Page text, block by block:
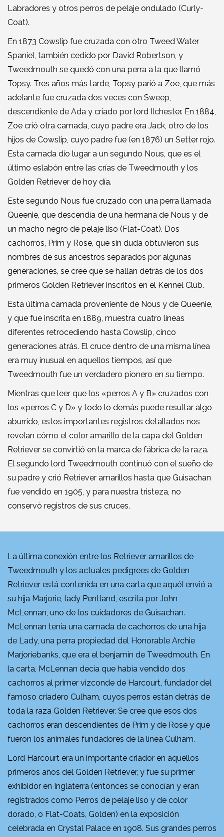
Labradores y otros perros de pelaje ondulado (Curly-
Coat).
En 1873 Cowslip fue cruzada con otro Tweed Water
Spaniel, también cedido por David Robertson, y
Tweedmouth se quedó con una perra a la que llamó
Topsy. Tres años más tarde, Topsy parió a Zoe, que más
adelante fue cruzada dos veces con Sweep,
descendiente de Ada y criado por lord Ilchester. En 1884,
Zoe crió otra camada, cuyo padre era Jack, otro de los
hijos de Cowslip, cuyo padre fue (en 1876) un Setter rojo.
Esta camada dio lugar a un segundo Nous, que es el
último eslabón entre las crías de Tweedmouth y los
Golden Retriever de hoy día.
Este segundo Nous fue cruzado con una perra llamada
Queenie, que descendía de una hermana de Nous y de
un macho negro de pelaje liso (Flat-Coat). Dos
cachorros, Prim y Rose, que sin duda obtuvieron sus
nombres de sus ancestros separados por algunas
generaciones, se cree que se hallan detrás de los dos
primeros Golden Retriever inscritos en el Kennel Club.
Esta última camada proveniente de Nous y de Queenie,
y que fue inscrita en 1889, muestra cuatro líneas
diferentes retrocediendo hasta Cowslip, cinco
generaciones atrás. El cruce dentro de una misma línea
era muy inusual en aquellos tiempos, así que
Tweedmouth fue un verdadero pionero en su tiempo.
Mientras que leer que los «perros A y B» cruzados con
los «perros C y D» y todo lo demás puede resultar algo
aburrido, estos importantes registros detallados nos
revelan cómo el color amarillo de la capa del Golden
Retriever se convirtió en la marca de fábrica de la raza.
El segundo lord Tweedmouth continuó con el sueño de
su padre y crió Retriever amarillos hasta que Guisachan
fue vendido en 1905, y para nuestra tristeza, no
conservó registros de sus cruces.
La última conexión entre los Retriever amarillos de
Tweedmouth y los actuales pedigrees de Golden
Retriever está contenida en una carta que aquél envió a
su hija Marjorie, lady Pentland, escrita por John
McLennan, uno de los cuidadores de Guisachan.
McLennan tenía una camada de cachorros de una hija
de Lady, una perra propiedad del Honorable Archie
Marjoriebanks, que era el benjamín de Tweedmouth. En
la carta, McLennan decía que había vendido dos
cachorros al primer vizconde de Harcourt, fundador del
famoso criadero Culham, cuyos perros están detrás de
toda la raza Golden Retriever. Se cree que esos dos
cachorros eran descendientes de Prim y de Rose y que
fueron los animales fundadores de la línea Culham.
Lord Harcourt era un importante criador en aquellos
primeros años del Golden Retriever, y fue su primer
exhibidor en Inglaterra (entonces se conocían y eran
registrados como Perros de pelaje liso y de color
dorado, o Flat-Coats, Golden) en la exposición
celebrada en Crystal Palace en 1908. Sus grandes perros